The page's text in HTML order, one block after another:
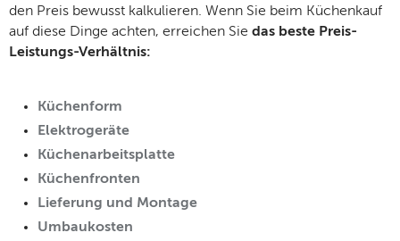
den Preis bewusst kalkulieren. Wenn Sie beim Küchenkauf
auf diese Dinge achten, erreichen Sie das beste Preis-
Leistungs-Verhältnis:
Küchenform
Elektrogeräte
Küchenarbeitsplatte
Küchenfronten
Lieferung und Montage
Umbaukosten